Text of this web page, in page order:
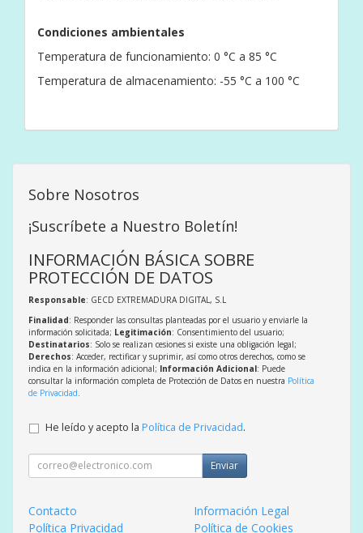
Condiciones ambientales
Temperatura de funcionamiento: 0 °C a 85 °C
Temperatura de almacenamiento: -55 °C a 100 °C
Sobre Nosotros
¡Suscríbete a Nuestro Boletín!
INFORMACIÓN BÁSICA SOBRE
PROTECCIÓN DE DATOS
Responsable: GECD EXTREMADURA DIGITAL, S.L
Finalidad: Responder las consultas planteadas por el usuario y enviarle la
información solicitada; Legitimación: Consentimiento del usuario;
Destinatarios: Solo se realizan cesiones si existe una obligación legal;
Derechos: Acceder, rectificar y suprimir, así como otros derechos, como se
indica en la información adicional; Información Adicional: Puede
consultar la información completa de Protección de Datos en nuestra Política
de Privacidad
He leído y acepto la Política de Privacidad.
Enviar
Contacto
Información Legal
Política Privacidad
Política de Cookies